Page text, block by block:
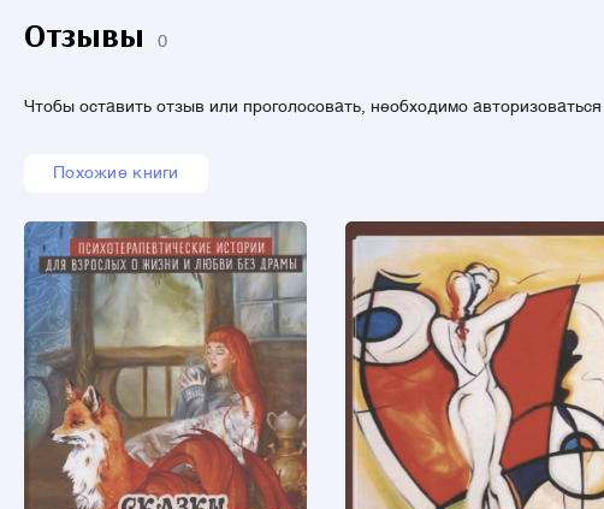
Отзывы 0
Чтобы оставить отзыв или проголосовать, необходимо авторизоваться
Похожие книги